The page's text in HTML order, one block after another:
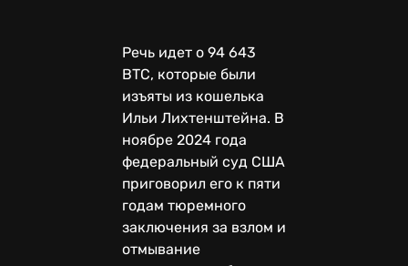
Речь идет о 94 643
BTC, которые были
изъяты из кошелька
Ильи Лихтенштейна. В
ноябре 2024 года
федеральный суд США
приговорил его к пяти
годам тюремного
заключения за взлом и
отмывание